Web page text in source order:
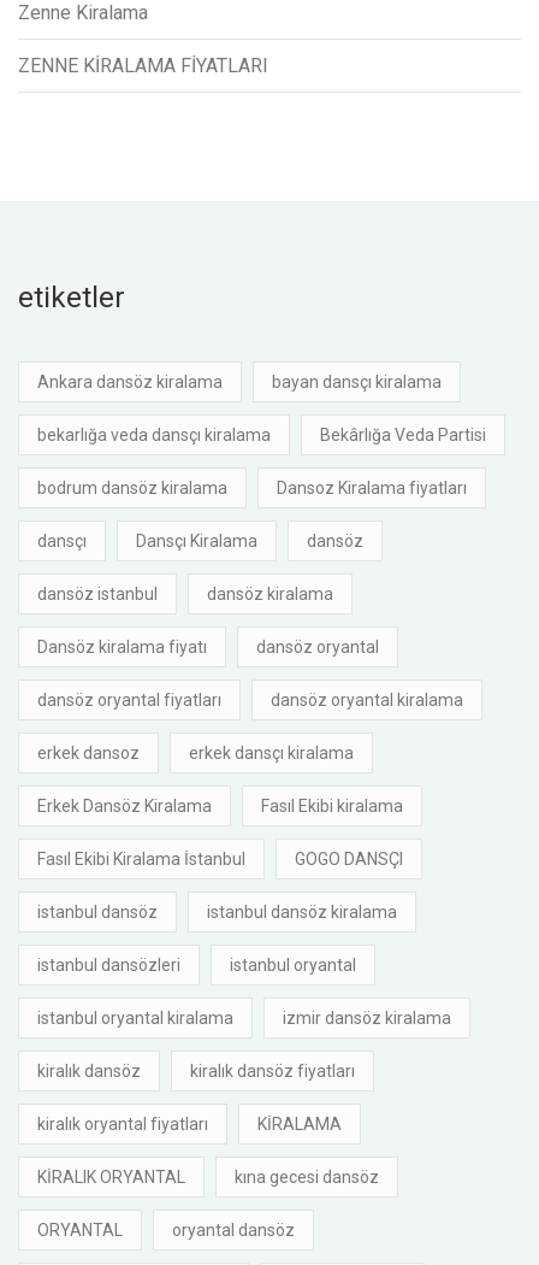
Zenne Kiralama
ZENNE KİRALAMA FİYATLARI
etiketler
Ankara dansöz kiralama bayan dansçı kiralama
bekarlığa veda dansçı kiralama Bekârlığa Veda Partisi
bodrum dansöz kiralama Dansoz Kiralama fiyatları
dansçı Dansçı Kiralama dansöz
dansöz istanbul dansöz kiralama
Dansöz kiralama fiyatı dansöz oryantal
dansöz oryantal fiyatları dansöz oryantal kiralama
erkek dansoz erkek dansçı kiralama
Erkek Dansöz Kiralama Fasıl Ekibi kiralama
Fasıl Ekibi Kiralama İstanbul GOGO DANSÇI
istanbul dansöz istanbul dansöz kiralama
istanbul dansözleri istanbul oryantal
istanbul oryantal kiralama izmir dansöz kiralama
kiralık dansöz kiralık dansöz fiyatları
kiralık oryantal fiyatları KİRALAMA
KİRALIK ORYANTAL kına gecesi dansöz
ORYANTAL oryantal dansöz